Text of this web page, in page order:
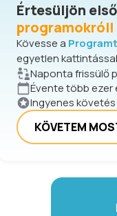
Értesüljön
programokról!
Kövesse a
egyetlen
Naponta frissülő
Évente több ezer
Ingyenes követés
KÖVETEM